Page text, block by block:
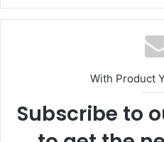
With Product
Subscribe to